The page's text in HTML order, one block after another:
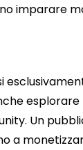
imparare
esplorare
Un
a